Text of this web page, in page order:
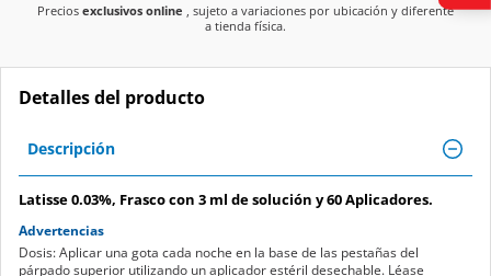
Precios exclusivos online , sujeto a variaciones por ubicación y diferente
a tienda física.
Detalles del producto
Descripción
Latisse 0.03%, Frasco con 3 ml de solución y 60 Aplicadores.
Advertencias
Dosis: Aplicar una gota cada noche en la base de las pestañas del
párpado superior utilizando un aplicador estéril desechable. Léase